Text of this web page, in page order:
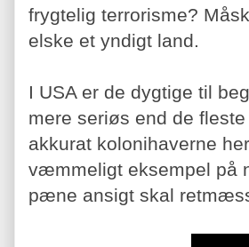
frygtelig terrorisme?
elske et yndigt land.
I USA er de dygtige til
mere seriøs end de
akkurat kolonihaverne
væmmeligt eksempel på
pæne ansigt skal